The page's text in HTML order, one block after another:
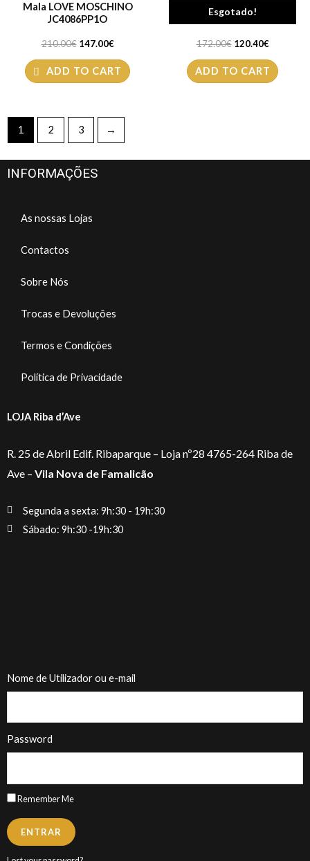
Mala LOVE MOSCHINO
JC4086PP1O
210.00€ 147.00€
ADD TO CART
Esgotado!
Mala LOVE MOSCHINO
JC4088PP1O
172.00€ 120.40€
ADD TO CART
1 2 3 →
INFORMAÇÕES
As nossas Lojas
Contactos
Sobre Nós
Trocas e Devoluções
Termos e Condições
Política de Privacidade
LOJA Riba d’Ave
R. 25 de Abril Edif. Ribaparque – Loja nº28 4765-264 Riba de
Ave – Vila Nova de Famalicão
Segunda a sexta: 9h:30 - 19h:30
Sábado: 9h:30 -19h:30
Nome de Utilizador ou e-mail
Password
Remember Me
ENTRAR